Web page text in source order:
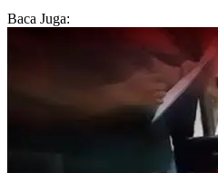
Baca Juga: